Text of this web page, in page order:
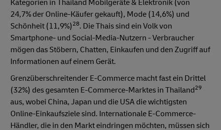
Kategorien in Thailand Mobilgeräte & Elektronik (von
24,7% der Online-Käufer gekauft), Mode (14,6%) und
Schönheit (11,9%)28. Die Thais sind ein Volk von
Smartphone- und Social-Media-Nutzern - Verbraucher
mögen das Stöbern, Chatten, Einkaufen und den Zugriff auf
Informationen auf einem Gerät.
Grenzüberschreitender E-Commerce macht fast ein Drittel
(32%) des gesamten E-Commerce-Marktes in Thailand29
aus, wobei China, Japan und die USA die wichtigsten
Online-Einkaufsziele sind. Internationale E-Commerce-
Händler, die in den Markt eindringen möchten, müssen sich